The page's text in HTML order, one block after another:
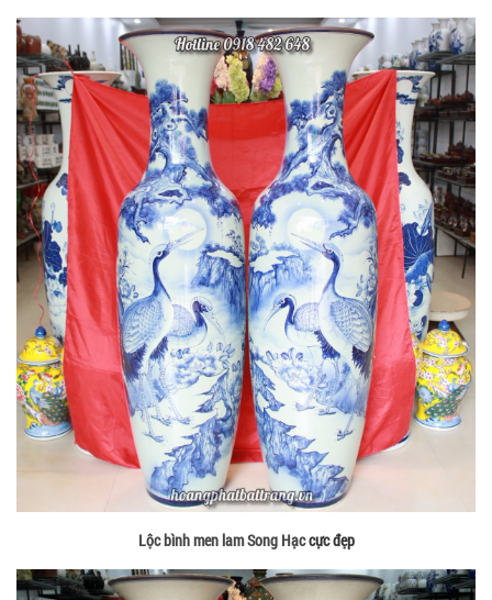
Lộc bình men lam Song Hạccực đẹp